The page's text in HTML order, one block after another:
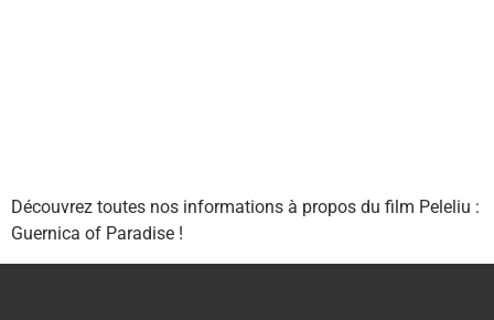
Découvrez toutes nos informations à propos du film Peleliu :
Guernica of Paradise !